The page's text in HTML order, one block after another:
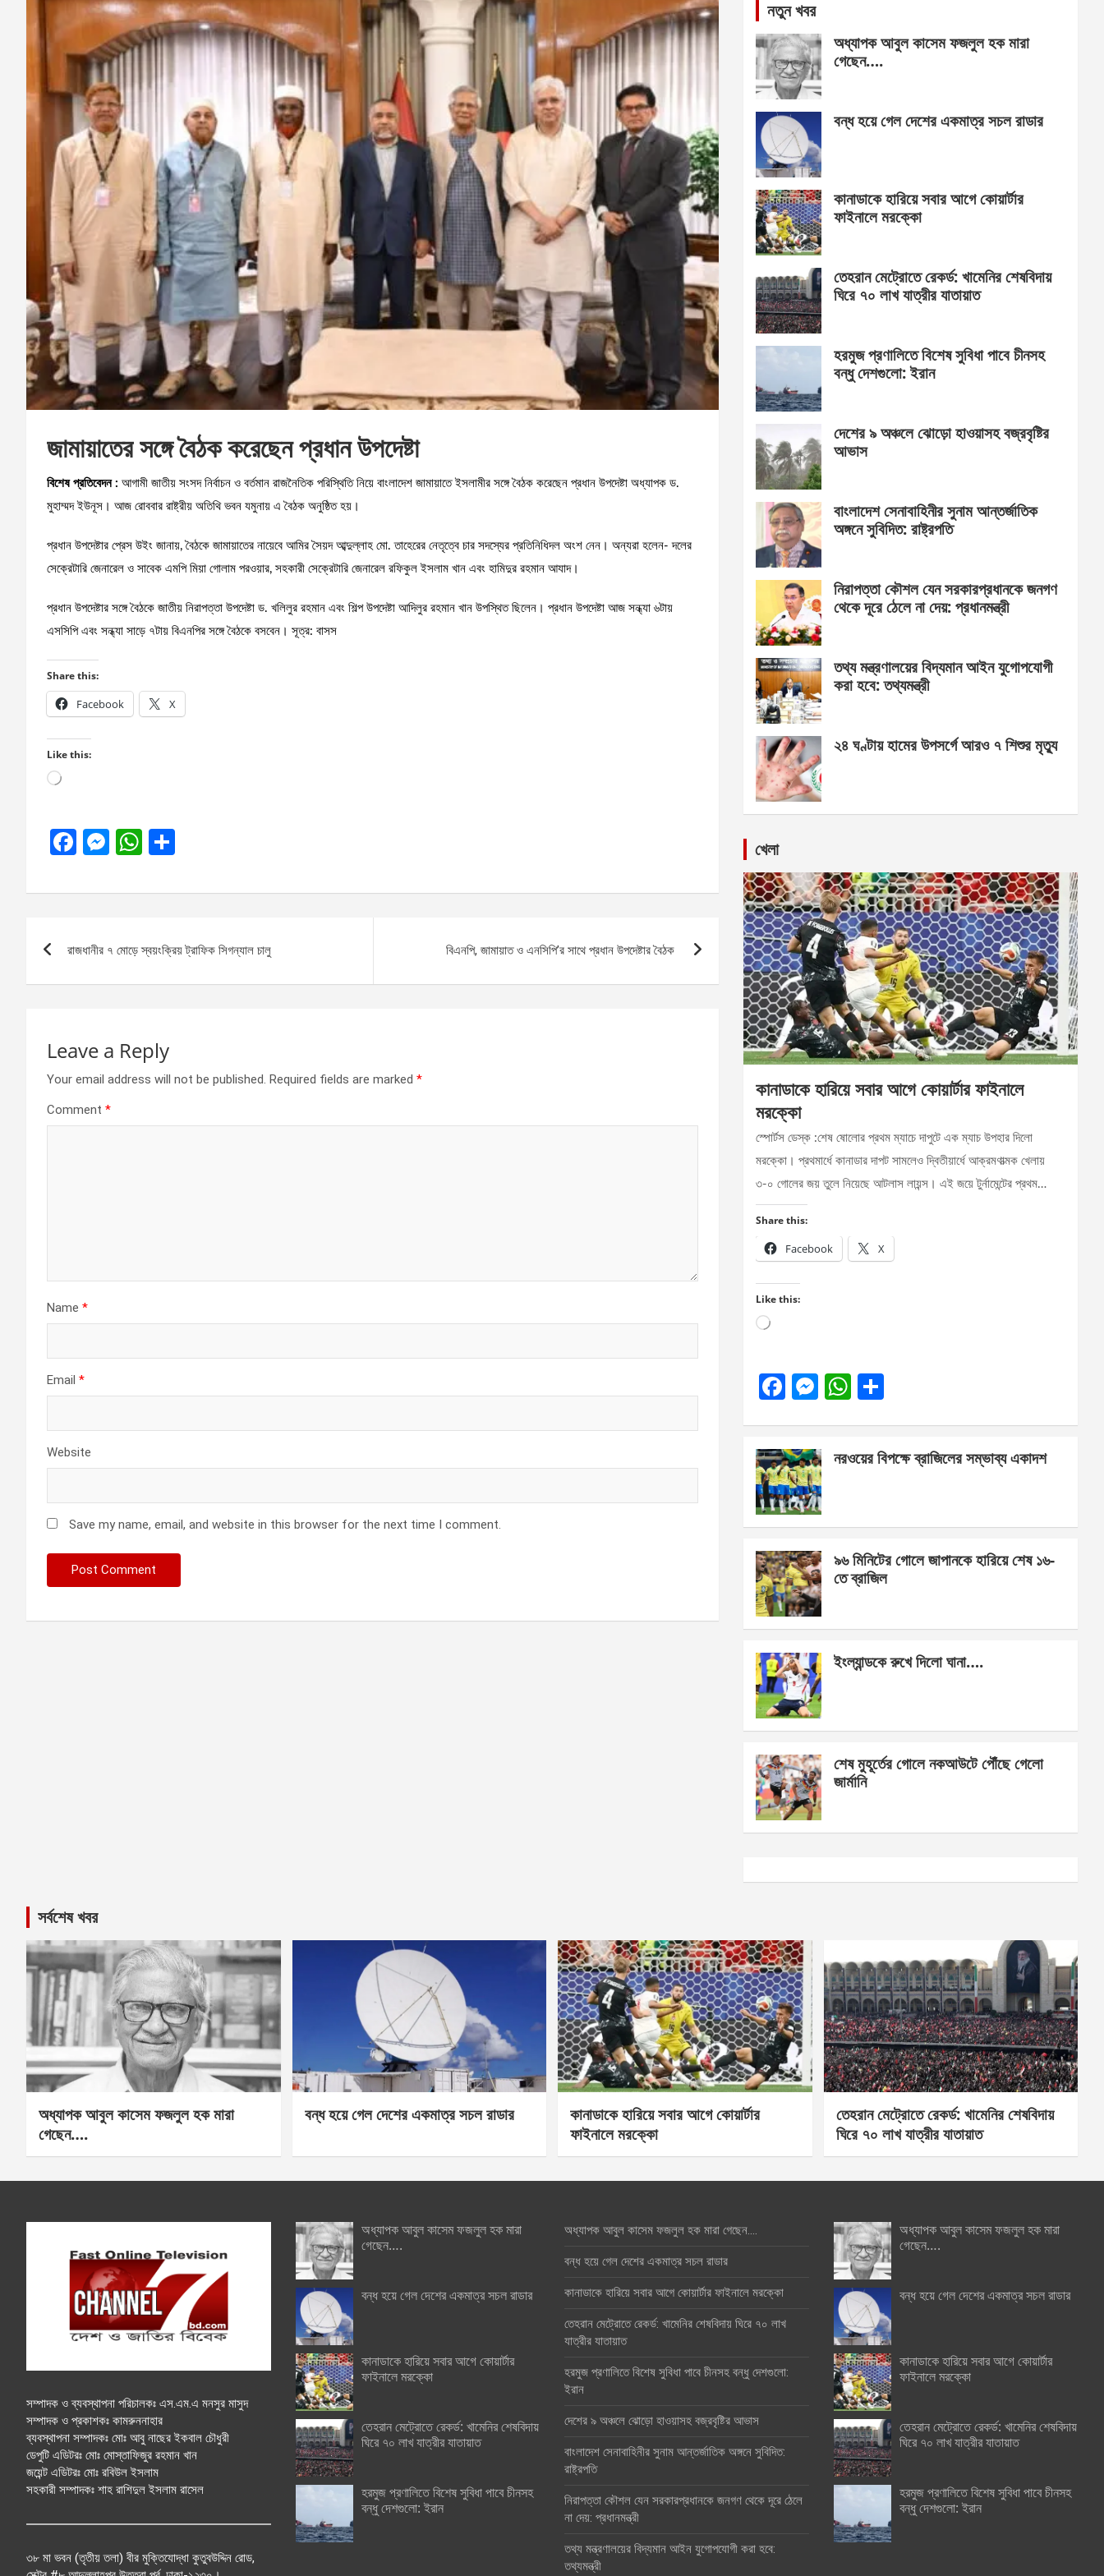
জামায়াতের সঙ্গে বৈঠক করেছেন প্রধান উপদেষ্টা
বিশেষ প্রতিবেদন : আগামী জাতীয় সংসদ নির্বাচন ও বর্তমান রাজনৈতিক পরিস্থিতি নিয়ে বাংলাদেশ জামায়াতে ইসলামীর সঙ্গে বৈঠক করেছেন প্রধান উপদেষ্টা অধ্যাপক ড.
মুহাম্মদ ইউনূস। আজ রোববার রাষ্ট্রীয় অতিথি ভবন যমুনায় এ বৈঠক অনুষ্ঠিত হয়।
প্রধান উপদেষ্টার প্রেস উইং জানায়, বৈঠকে জামায়াতের নায়েবে আমির সৈয়দ আব্দুল্লাহ মো. তাহেরের নেতৃত্বে চার সদস্যের প্রতিনিধিদল অংশ নেন। অন্যরা হলেন- দলের
সেক্রেটারি জেনারেল ও সাবেক এমপি মিয়া গোলাম পরওয়ার, সহকারী সেক্রেটারি জেনারেল রফিকুল ইসলাম খান এবং হামিদুর রহমান আযাদ।
প্রধান উপদেষ্টার সঙ্গে বৈঠকে জাতীয় নিরাপত্তা উপদেষ্টা ড. খলিলুর রহমান এবং শিল্প উপদেষ্টা আদিলুর রহমান খান উপস্থিত ছিলেন। প্রধান উপদেষ্টা আজ সন্ধ্যা ৬টায়
এসসিপি এবং সন্ধ্যা সাড়ে ৭টায় বিএনপির সঙ্গে বৈঠকে বসবেন। সূত্র: বাসস
Share this:
Facebook X
Like this:
Loading…
F
ce
o
M
se
g
W
at
A
ar
navigation
রাজধানীর ৭ মোড়ে স্বয়ংক্রিয় ট্রাফিক সিগন্যাল চালু বিএনপি, জামায়াত ও এনসিপি’র সাথে প্রধান উপদেষ্টার বৈঠক
Leave a Reply
Your email address will not be published. Required fields are marked *
Comment *
Name *
Email *
Website
Save my name, email, and website in this browser for the next time I comment.
নতুন খবর
অধ্যাপক আবুল কাসেম ফজলুল হক মারা
গেছেন….
বন্ধ হয়ে গেল দেশের একমাত্র সচল রাডার
কানাডাকে হারিয়ে সবার আগে কোয়ার্টার
ফাইনালে মরক্কো
তেহরান মেট্রোতে রেকর্ড: খামেনির শেষবিদায়
ঘিরে ৭০ লাখ যাত্রীর যাতায়াত
হরমুজ প্রণালিতে বিশেষ সুবিধা পাবে চীনসহ
বন্ধু দেশগুলো: ইরান
দেশের ৯ অঞ্চলে ঝোড়ো হাওয়াসহ বজ্রবৃষ্টির
আভাস
বাংলাদেশ সেনাবাহিনীর সুনাম আন্তর্জাতিক
অঙ্গনে সুবিদিত: রাষ্ট্রপতি
নিরাপত্তা কৌশল যেন সরকারপ্রধানকে জনগণ
থেকে দূরে ঠেলে না দেয়: প্রধানমন্ত্রী
তথ্য মন্ত্রণালয়ের বিদ্যমান আইন যুগোপযোগী
করা হবে: তথ্যমন্ত্রী
২৪ ঘণ্টায় হামের উপসর্গে আরও ৭ শিশুর মৃত্যু
খেলা
কানাডাকে হারিয়ে সবার আগে কোয়ার্টার ফাইনালে
মরক্কো
স্পোর্টস ডেস্ক :শেষ ষোলোর প্রথম ম্যাচে দাপুটে এক ম্যাচ উপহার দিলো
মরক্কো। প্রথমার্ধে কানাডার দাপট সামলেও দ্বিতীয়ার্ধে আক্রমণাত্মক খেলায়
৩-০ গোলের জয় তুলে নিয়েছে আটলাস লায়ন্স। এই জয়ে টুর্নামেন্টের প্রথম…
Share this:
Facebook X
Like this:
Loading…
F
b
o
o
k
M
n
g
er
W
s
e
নরওয়ের বিপক্ষে ব্রাজিলের সম্ভাব্য একাদশ
৯৬ মিনিটের গোলে জাপানকে হারিয়ে শেষ ১৬-
তে ব্রাজিল
ইংল্যান্ডকে রুখে দিলো ঘানা….
শেষ মুহূর্তের গোলে নকআউটে পৌঁছে গেলো
জার্মানি
সর্বশেষ খবর
অধ্যাপক আবুল কাসেম ফজলুল হক মারা
গেছেন….
বন্ধ হয়ে গেল দেশের একমাত্র সচল রাডার
কানাডাকে হারিয়ে সবার আগে কোয়ার্টার
ফাইনালে মরক্কো
তেহরান মেট্রোতে রেকর্ড: খামেনির শেষবিদায়
ঘিরে ৭০ লাখ যাত্রীর যাতায়াত
সম্পাদক ও ব্যবস্থাপনা পরিচালকঃ এস.এম.এ মনসুর মাসুদ
সম্পাদক ও প্রকাশকঃ কামরুননাহার
ব্যবস্থাপনা সম্পাদকঃ মোঃ আবু নাছের ইকবাল চৌধুরী
ডেপুটি এডিটরঃ মোঃ মোস্তাফিজুর রহমান খান
জয়েন্ট এডিটরঃ মোঃ রবিউল ইসলাম
সহকারী সম্পাদকঃ শাহ রাশিদুল ইসলাম রাসেল
৩৮ মা ভবন (তৃতীয় তলা) বীর মুক্তিযোদ্ধা কুতুবউদ্দিন রোড,
অধ্যাপক আবুল কাসেম ফজলুল হক মারা
গেছেন….
বন্ধ হয়ে গেল দেশের একমাত্র সচল রাডার
কানাডাকে হারিয়ে সবার আগে কোয়ার্টার
ফাইনালে মরক্কো
তেহরান মেট্রোতে রেকর্ড: খামেনির শেষবিদায়
ঘিরে ৭০ লাখ যাত্রীর যাতায়াত
হরমুজ প্রণালিতে বিশেষ সুবিধা পাবে চীনসহ
বন্ধু দেশগুলো: ইরান
অধ্যাপক আবুল কাসেম ফজলুল হক মারা গেছেন….
বন্ধ হয়ে গেল দেশের একমাত্র সচল রাডার
কানাডাকে হারিয়ে সবার আগে কোয়ার্টার ফাইনালে মরক্কো
তেহরান মেট্রোতে রেকর্ড: খামেনির শেষবিদায় ঘিরে ৭০ লাখ
যাত্রীর যাতায়াত
হরমুজ প্রণালিতে বিশেষ সুবিধা পাবে চীনসহ বন্ধু দেশগুলো:
ইরান
দেশের ৯ অঞ্চলে ঝোড়ো হাওয়াসহ বজ্রবৃষ্টির আভাস
বাংলাদেশ সেনাবাহিনীর সুনাম আন্তর্জাতিক অঙ্গনে সুবিদিত:
রাষ্ট্রপতি
নিরাপত্তা কৌশল যেন সরকারপ্রধানকে জনগণ থেকে দূরে ঠেলে
না দেয়: প্রধানমন্ত্রী
তথ্য মন্ত্রণালয়ের বিদ্যমান আইন যুগোপযোগী করা হবে:
তথ্যমন্ত্রী
অধ্যাপক আবুল কাসেম ফজলুল হক মারা
গেছেন….
বন্ধ হয়ে গেল দেশের একমাত্র সচল রাডার
কানাডাকে হারিয়ে সবার আগে কোয়ার্টার
ফাইনালে মরক্কো
তেহরান মেট্রোতে রেকর্ড: খামেনির শেষবিদায়
ঘিরে ৭০ লাখ যাত্রীর যাতায়াত
হরমুজ প্রণালিতে বিশেষ সুবিধা পাবে চীনসহ
বন্ধু দেশগুলো: ইরান